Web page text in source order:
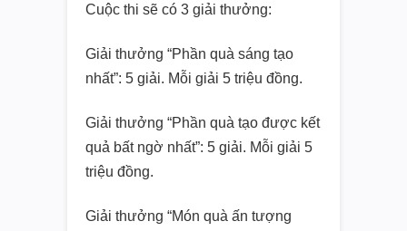
Cuộc thi sẽ có 3 giải thưởng:
Giải thưởng “Phần quà sáng tạo
nhất”: 5 giải. Mỗi giải 5 triệu đồng.
Giải thưởng “Phần quà tạo được kết
quả bất ngờ nhất”: 5 giải. Mỗi giải 5
triệu đồng.
Giải thưởng “Món quà ấn tượng